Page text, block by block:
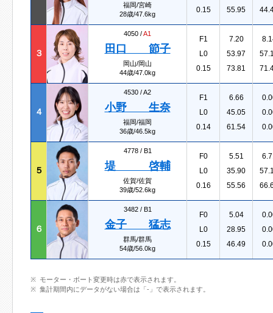
福岡/宮崎
28歳/47.6kg
0.15
55.95
３
4050 /A1
田口 節子
岡山/岡山
44歳/47.0kg
F1
L0
0.15
7.20
53.97
73.81
４
4530 /A2
小野 生奈
福岡/福岡
36歳/46.5kg
F1
L0
0.14
6.66
45.05
61.54
５
4778 / B1
堤 啓輔
佐賀/佐賀
39歳/52.6kg
F0
L0
0.16
5.51
35.90
55.56
６
3482 / B1
金子 猛志
群馬/群馬
54歳/56.0kg
F0
L0
0.15
5.04
28.95
46.49
モーター・ボート変更時は赤で表示されます。
集計期間内にデータがない場合は「-」で表示されます。